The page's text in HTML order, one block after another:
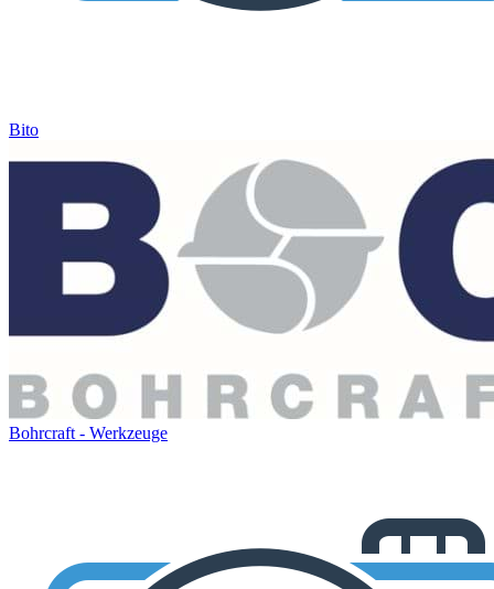
Bito
Bohrcraft - Werkzeuge